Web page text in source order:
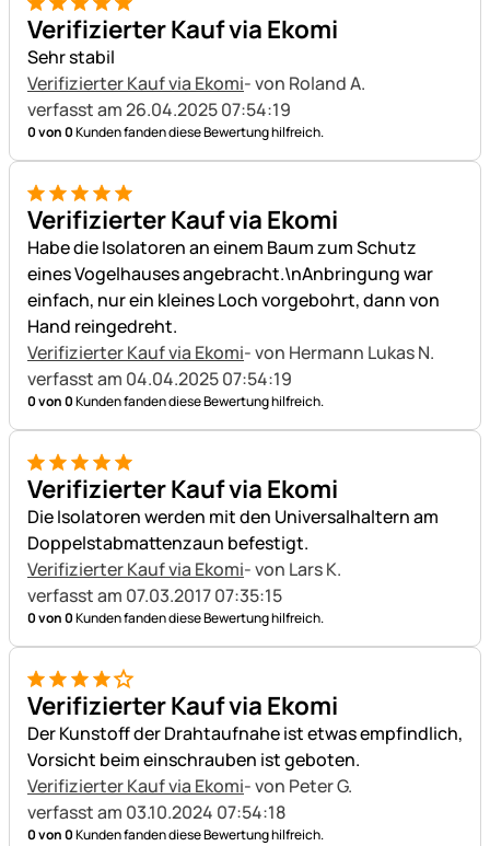
5 von 5
Verifizierter Kauf via Ekomi
Sehr stabil
Verifizierter Kauf via Ekomi- von Roland A.
verfasst am 26.04.2025 07:54:19
0 von 0Kunden fanden diese Bewertung hilfreich.
5 von 5
Verifizierter Kauf via Ekomi
Habe die Isolatoren an einem Baum zum Schutz
eines Vogelhauses angebracht.\nAnbringung war
einfach, nur ein kleines Loch vorgebohrt, dann von
Hand reingedreht.
Verifizierter Kauf via Ekomi- von Hermann Lukas N.
verfasst am 04.04.2025 07:54:19
0 von 0Kunden fanden diese Bewertung hilfreich.
5 von 5
Verifizierter Kauf via Ekomi
Die Isolatoren werden mit den Universalhaltern am
Doppelstabmattenzaun befestigt.
Verifizierter Kauf via Ekomi- von Lars K.
verfasst am 07.03.2017 07:35:15
0 von 0Kunden fanden diese Bewertung hilfreich.
4 von 5
Verifizierter Kauf via Ekomi
Der Kunstoff der Drahtaufnahe ist etwas empfindlich,
Vorsicht beim einschrauben ist geboten.
Verifizierter Kauf via Ekomi- von Peter G.
verfasst am 03.10.2024 07:54:18
0 von 0Kunden fanden diese Bewertung hilfreich.